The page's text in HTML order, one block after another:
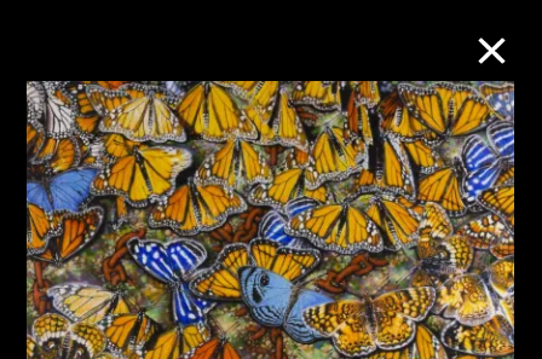
M+藏品
进一步筛选 搜索